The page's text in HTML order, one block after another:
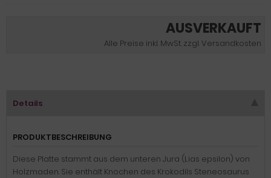
AUSVERKAUFT
Alle Preise inkl. MwSt. zzgl. Versandkosten
Details
PRODUKTBESCHREIBUNG
Diese Platte stammt aus dem unteren Jura (Lias epsilon) von
Holzmaden. Sie enthält Knochen des Krokodils Steneosaurus